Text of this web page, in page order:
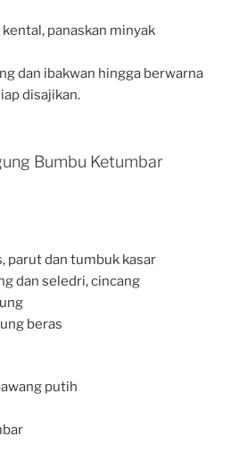
panaskan minyak
dan ibakwan hingga berwarna
disajikan.
Bumbu Ketumbar
parut dan tumbuk kasar
dan seledri, cincang
beras
putih